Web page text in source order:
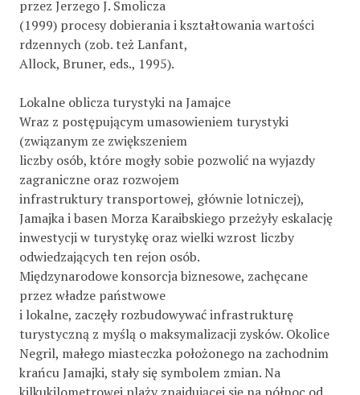
przez Jerzego J. Smolicza
(1999) procesy dobierania i kształtowania wartości
rdzennych (zob. też Lanfant,
Allock, Bruner, eds., 1995).
Lokalne oblicza turystyki na Jamajce
Wraz z postępującym umasowieniem turystyki
(związanym ze zwiększeniem
liczby osób, które mogły sobie pozwolić na wyjazdy
zagraniczne oraz rozwojem
infrastruktury transportowej, głównie lotniczej),
Jamajka i basen Morza Karaibskiego przeżyły eskalację
inwestycji w turystykę oraz wielki wzrost liczby
odwiedzających ten rejon osób.
Międzynarodowe konsorcja biznesowe, zachęcane
przez władze państwowe
i lokalne, zaczęły rozbudowywać infrastrukturę
turystyczną z myślą o maksymalizacji zysków. Okolice
Negril, małego miasteczka położonego na zachodnim
krańcu Jamajki, stały się symbolem zmian. Na